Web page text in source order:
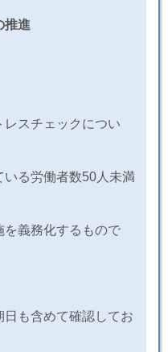
推進
スチェックについ
いる労働者数50 人未満
を義務化するもので
も含めて確認してお